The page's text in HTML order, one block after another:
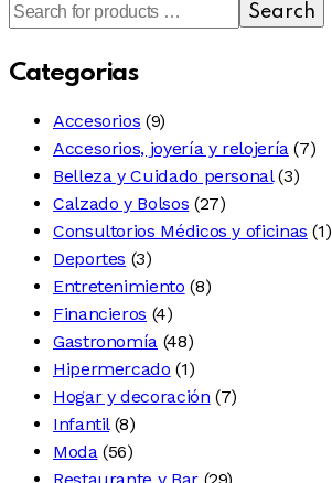
Search
Categorias
Accesorios (9)
Accesorios, joyería y relojería (7)
Belleza y Cuidado personal (3)
Calzado y Bolsos (27)
Consultorios Médicos y oficinas (1)
Deportes (3)
Entretenimiento (8)
Financieros (4)
Gastronomía (48)
Hipermercado (1)
Hogar y decoración (7)
Infantil (8)
Moda (56)